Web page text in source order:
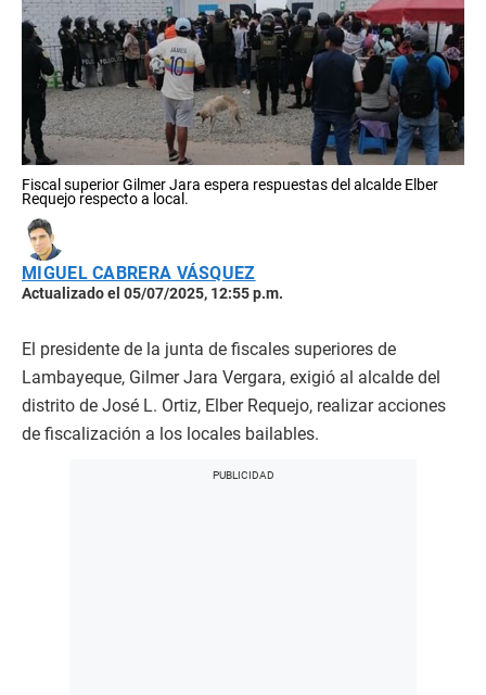
Fiscal superior Gilmer Jara espera respuestas del alcalde Elber
Requejo respecto a local.
MIGUEL CABRERA VÁSQUEZ
Actualizado el 05/07/2025, 12:55 p.m.
El presidente de la junta de fiscales superiores de
Lambayeque, Gilmer Jara Vergara, exigió al alcalde del
distrito de José L. Ortiz, Elber Requejo, realizar acciones
de fiscalización a los locales bailables.